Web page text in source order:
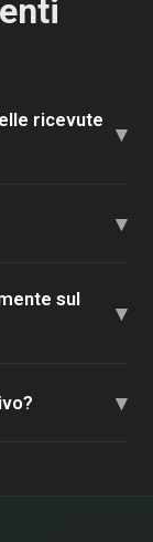
ricevute
▾
▾
sul
▾
▾